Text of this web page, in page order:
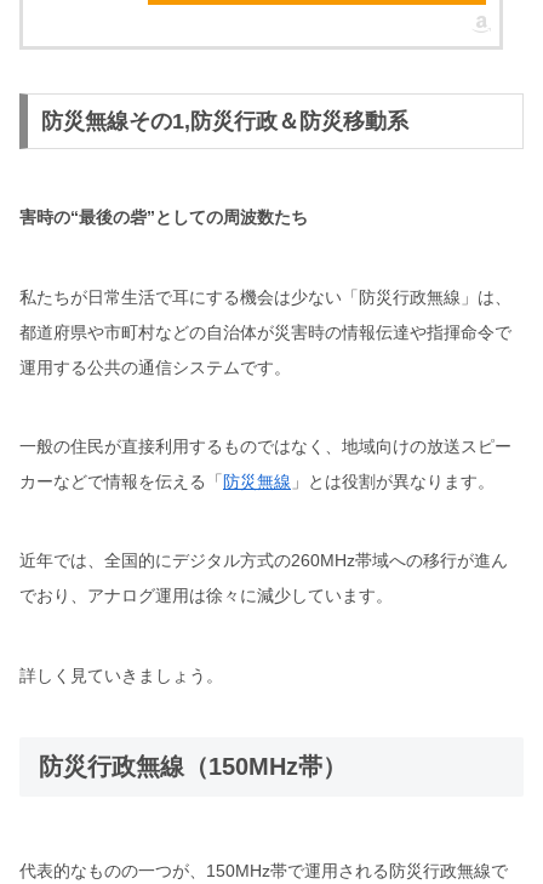
防災無線その1,防災行政＆防災移動系
害時の“最後の砦”としての周波数たち
私たちが日常生活で耳にする機会は少ない「防災行政無線」は、
都道府県や市町村などの自治体が災害時の情報伝達や指揮命令で
運用する公共の通信システムです。
一般の住民が直接利用するものではなく、地域向けの放送スピー
カーなどで情報を伝える「 防災無線 」とは役割が異なります。
近年では、全国的にデジタル方式の260MHz帯域への移行が進ん
でおり、アナログ運用は徐々に減少しています。
詳しく見ていきましょう。
防災行政無線（150MHz帯）
代表的なものの一つが、150MHz帯で運用される防災行政無線で